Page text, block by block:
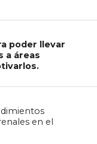
poder llevar
a áreas
en el